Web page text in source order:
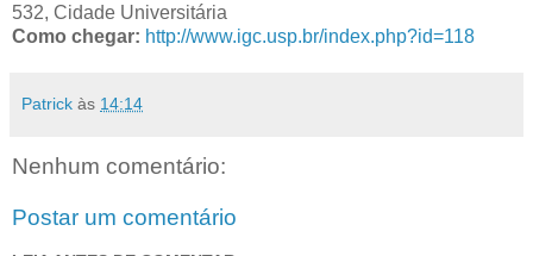
532, Cidade Universitária
Como chegar: http://www.igc.usp.br/index.php?id=118
Patrick às 14:14
Nenhum comentário:
Postar um comentário